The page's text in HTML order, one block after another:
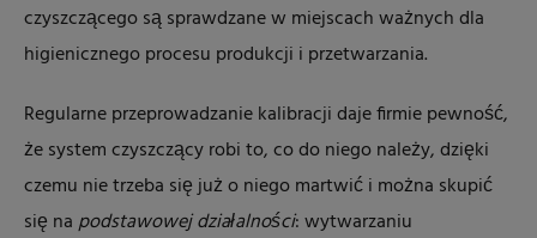
czyszczącego są sprawdzane w miejscach ważnych dla
higienicznego procesu produkcji i przetwarzania.
Regularne przeprowadzanie kalibracji daje firmie pewność,
że system czyszczący robi to, co do niego należy, dzięki
czemu nie trzeba się już o niego martwić i można skupić
się napodstawowej działalności: wytwarzaniu